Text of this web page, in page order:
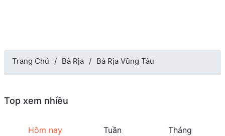
Trang Chủ Bà Rịa Bà Rịa Vũng Tàu
Top xem nhiều
Hôm nay Tuần Tháng